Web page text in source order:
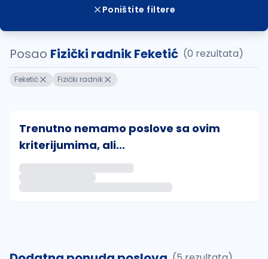
Poništite filtere
Posao Fizički radnik Feketić (0 rezultata)
Feketić Fizički radnik
Trenutno nemamo poslove sa ovim
kriterijumima, ali...